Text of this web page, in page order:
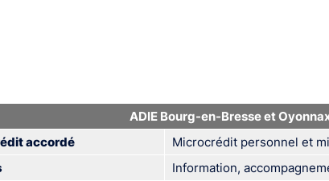
Loire
ADIE Bourg-en-Bresse et
accordé
Microcrédit personnel et
Information,